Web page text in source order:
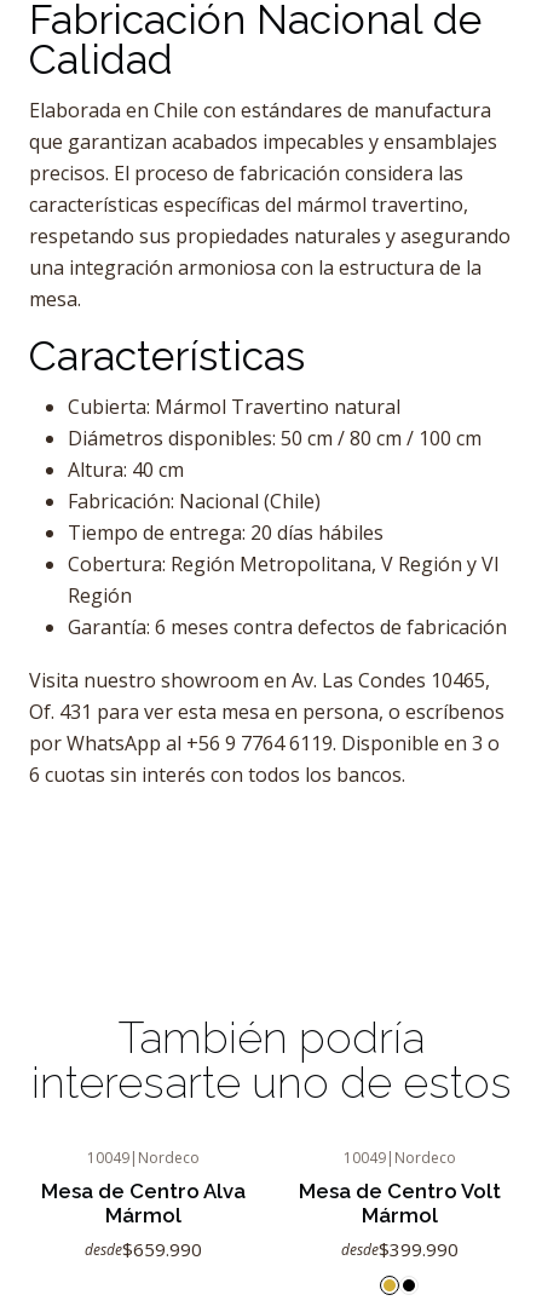
Fabricación Nacional de
Calidad
Elaborada en Chile con estándares de manufactura
que garantizan acabados impecables y ensamblajes
precisos. El proceso de fabricación considera las
características específicas del mármol travertino,
respetando sus propiedades naturales y asegurando
una integración armoniosa con la estructura de la
mesa.
Características
Cubierta: Mármol Travertino natural
Diámetros disponibles: 50 cm / 80 cm / 100 cm
Altura: 40 cm
Fabricación: Nacional (Chile)
Tiempo de entrega: 20 días hábiles
Cobertura: Región Metropolitana, V Región y VI
Región
Garantía: 6 meses contra defectos de fabricación
Visita nuestro showroom en Av. Las Condes 10465,
Of. 431 para ver esta mesa en persona, o escríbenos
por WhatsApp al +56 9 7764 6119. Disponible en 3 o
6 cuotas sin interés con todos los bancos.
También podría
interesarte uno de estos
10049| Nordeco
Mesa de Centro Alva
Mármol
desde$659.990
10049| Nordeco
Mesa de Centro Volt
Mármol
desde$399.990